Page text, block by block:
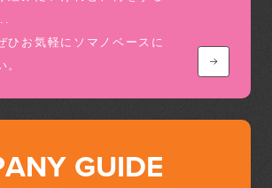
ひお気軽にソマノベースに
。
GUIDE